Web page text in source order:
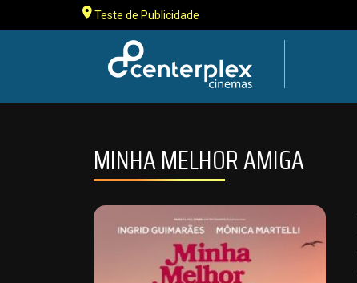
Teste de Publicidade
MINHA MELHOR AMIGA